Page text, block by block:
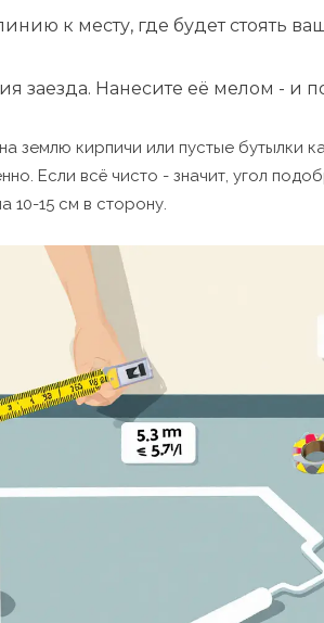
к месту, где будет стоять
заезда. Нанесите её мелом - и
землю кирпичи или пустые бутылки
Если всё чисто - значит, угол
10-15 см в сторону.